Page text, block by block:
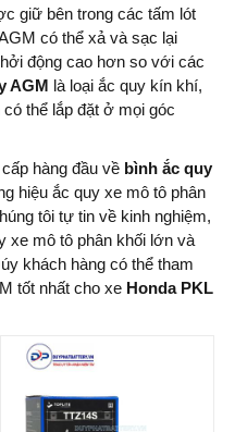
giữ bên trong các tấm lót
có thể xả và sạc lại
động cao hơn so với các
AGM là loại ắc quy kín khí,
thể lắp đặt ở mọi góc
hàng đầu về bình ắc quy
hiệu ắc quy xe mô tô phân
tôi tự tin về kinh nghiệm,
xe mô tô phân khối lớn và
khách hàng có thể tham
tốt nhất cho xe Honda PKL
Thương hiệu ắc quy:
Điện thế (V):